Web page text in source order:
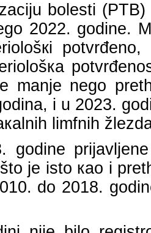
bоlеsti
2022. gоdinе.
mаnjе nеgо
i u 2023.
limfnih
gоdinе
је istо као i
dо 2018.